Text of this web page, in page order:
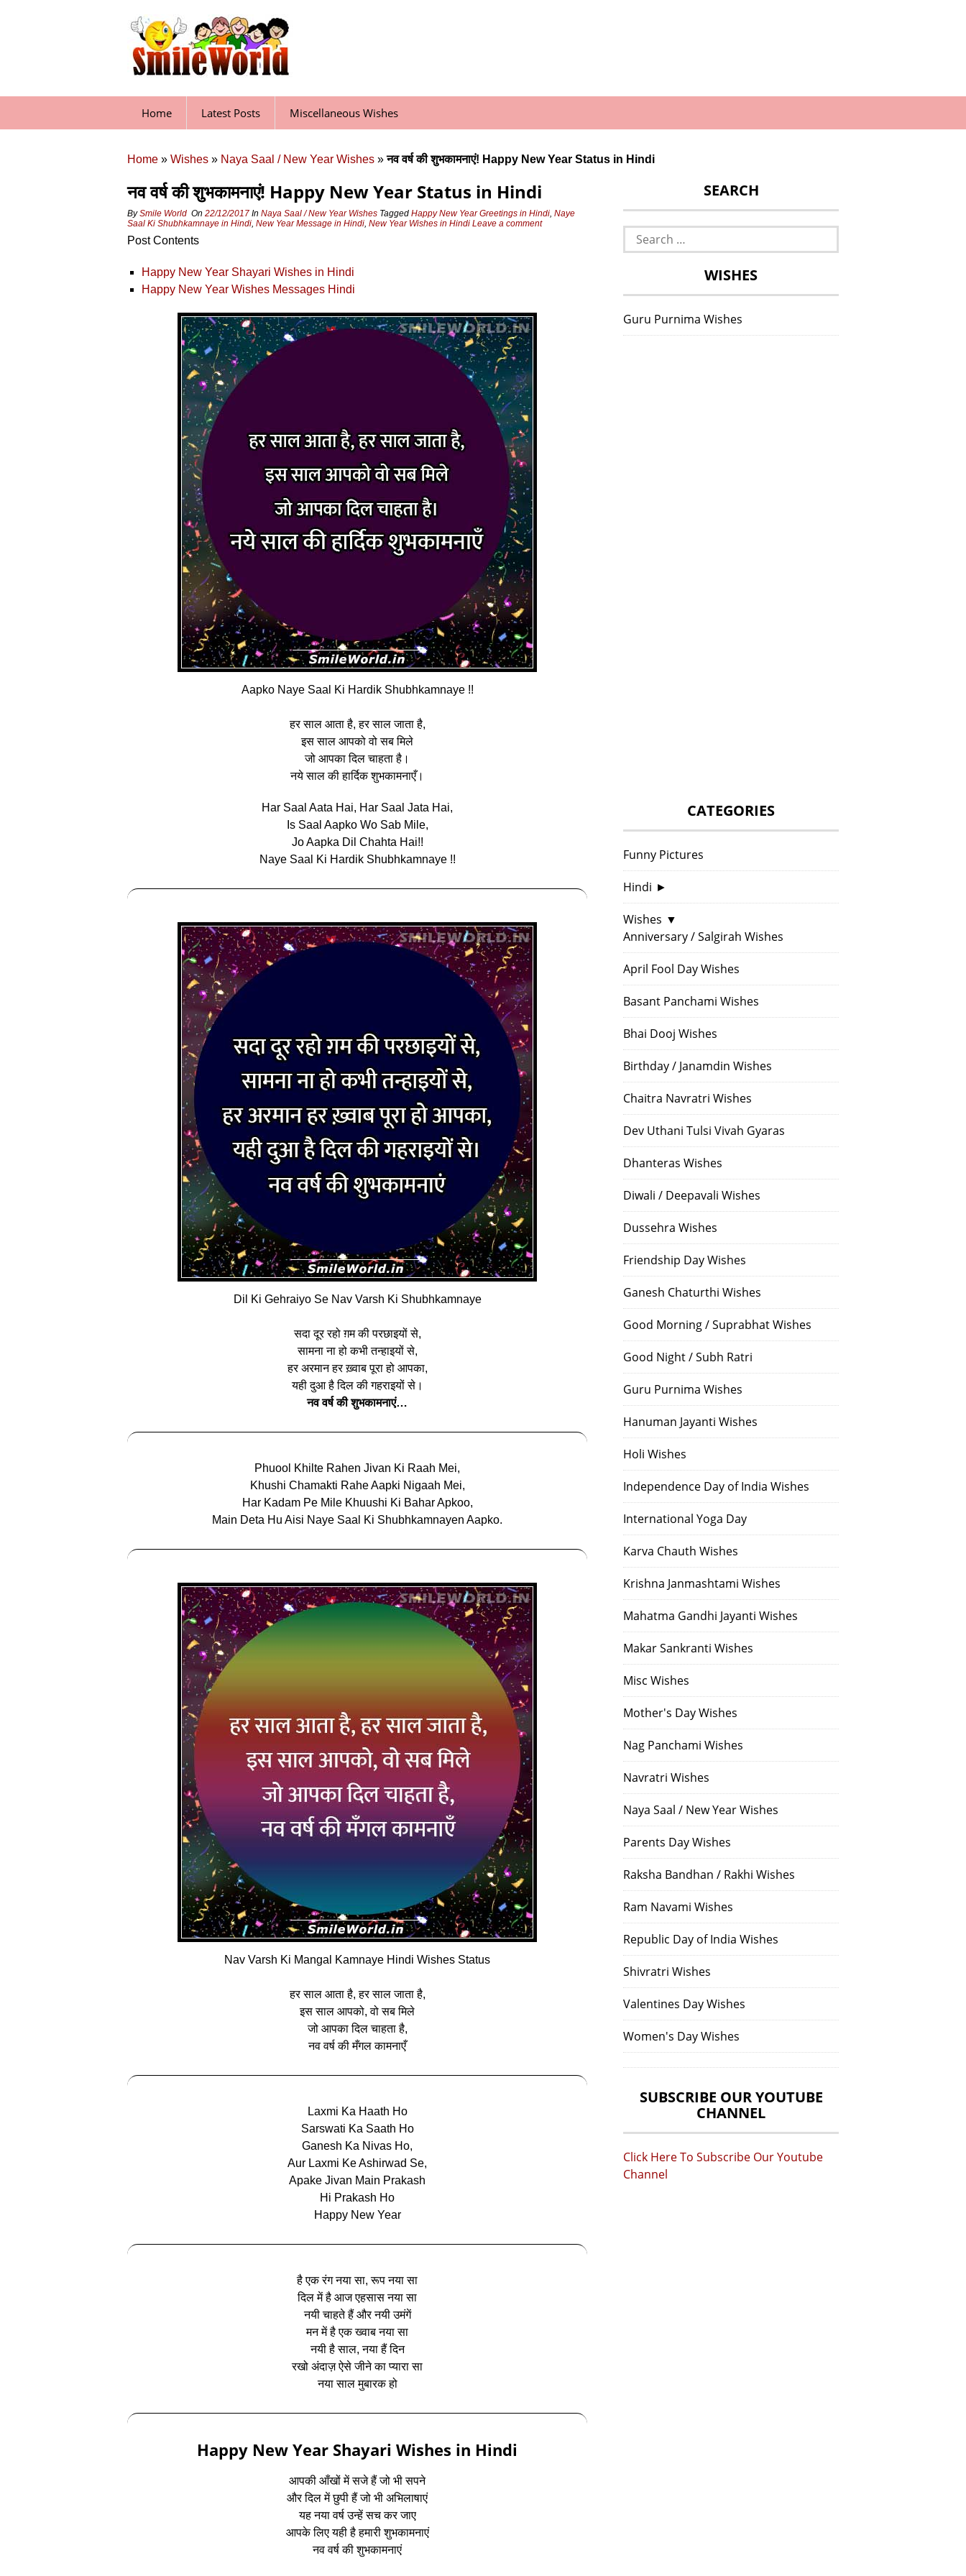
Home Latest Posts Miscellaneous Wishes
Home » Wishes » Naya Saal / New Year Wishes »नव वर्ष की शुभकामनाएं! Happy New Year Status in Hindi
नव वर्ष की शुभकामनाएं! Happy New Year Status in Hindi
BySmile World On 22/12/2017 In Naya Saal / New Year Wishes Tagged Happy New Year Greetings in Hindi, Naye
Saal Ki Shubhkamnaye in Hindi, New Year Message in Hindi, New Year Wishes in Hindi Leave a comment
Post Contents
Happy New Year Shayari Wishes in Hindi
Happy New Year Wishes Messages Hindi
Aapko Naye Saal Ki Hardik Shubhkamnaye !!
हर साल आता है, हर साल जाता है,
इस साल आपको वो सब मिले
जो आपका दिल चाहता है।
नये साल की हार्दिक शुभकामनाएँ।
Har Saal Aata Hai, Har Saal Jata Hai,
Is Saal Aapko Wo Sab Mile,
Jo Aapka Dil Chahta Hai!!
Naye Saal Ki Hardik Shubhkamnaye !!
Dil Ki Gehraiyo Se Nav Varsh Ki Shubhkamnaye
सदा दूर रहो ग़म की परछाइयों से,
सामना ना हो कभी तन्हाइयों से,
हर अरमान हर ख़्वाब पूरा हो आपका,
यही दुआ है दिल की गहराइयों से।
नव वर्ष की शुभकामनाएं…
Phuool Khilte Rahen Jivan Ki Raah Mei,
Khushi Chamakti Rahe Aapki Nigaah Mei,
Har Kadam Pe Mile Khuushi Ki Bahar Apkoo,
Main Deta Hu Aisi Naye Saal Ki Shubhkamnayen Aapko.
Nav Varsh Ki Mangal Kamnaye Hindi Wishes Status
हर साल आता है, हर साल जाता है,
इस साल आपको, वो सब मिले
जो आपका दिल चाहता है,
नव वर्ष की मँगल कामनाएँ
Laxmi Ka Haath Ho
Sarswati Ka Saath Ho
Ganesh Ka Nivas Ho,
Aur Laxmi Ke Ashirwad Se,
Apake Jivan Main Prakash
Hi Prakash Ho
Happy New Year
है एक रंग नया सा, रूप नया सा
दिल में है आज एहसास नया सा
नयी चाहते हैं और नयी उमंगें
मन में है एक ख्वाब नया सा
नयी है साल, नया हैं दिन
रखो अंदाज़ ऐसे जीने का प्यारा सा
नया साल मुबारक हो
Happy New Year Shayari Wishes in Hindi
आपकी आँखों में सजे हैं जो भी सपने
और दिल में छुपी हैं जो भी अभिलाषाएं
यह नया वर्ष उन्हें सच कर जाए
आपके लिए यही है हमारी शुभकामनाएं
नव वर्ष की शुभकामनाएं
SEARCH
Search
for:
WISHES
Guru Purnima Wishes
CATEGORIES
Funny Pictures
Hindi ►
Wishes ▼
Anniversary / Salgirah Wishes
April Fool Day Wishes
Basant Panchami Wishes
Bhai Dooj Wishes
Birthday / Janamdin Wishes
Chaitra Navratri Wishes
Dev Uthani Tulsi Vivah Gyaras
Dhanteras Wishes
Diwali / Deepavali Wishes
Dussehra Wishes
Friendship Day Wishes
Ganesh Chaturthi Wishes
Good Morning / Suprabhat Wishes
Good Night / Subh Ratri
Guru Purnima Wishes
Hanuman Jayanti Wishes
Holi Wishes
Independence Day of India Wishes
International Yoga Day
Karva Chauth Wishes
Krishna Janmashtami Wishes
Mahatma Gandhi Jayanti Wishes
Makar Sankranti Wishes
Misc Wishes
Mother's Day Wishes
Nag Panchami Wishes
Navratri Wishes
Naya Saal / New Year Wishes
Parents Day Wishes
Raksha Bandhan / Rakhi Wishes
Ram Navami Wishes
Republic Day of India Wishes
Shivratri Wishes
Valentines Day Wishes
Women's Day Wishes
SUBSCRIBE OUR YOUTUBE
CHANNEL
Click Here To Subscribe Our Youtube
Channel